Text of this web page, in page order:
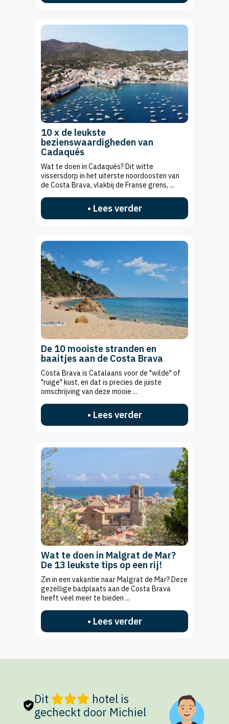
10 x de leukste
bezienswaardigheden van
Cadaqués
Wat te doen in Cadaqués? Dit witte
vissersdorp in het uiterste noordoosten van
de Costa Brava, vlakbij de Franse grens, ...
• Lees verder
De 10 mooiste stranden en
baaitjes aan de Costa Brava
Costa Brava is Catalaans voor de "wilde" of
"ruige" kust, en dat is precies de juiste
omschrijving van deze mooie ...
• Lees verder
Wat te doen in Malgrat de Mar?
De 13 leukste tips op een rij!
Zin in een vakantie naar Malgrat de Mar? Deze
gezellige badplaats aan de Costa Brava
heeft veel meer te bieden ...
• Lees verder
Dit
hotel is
gecheckt door Michiel